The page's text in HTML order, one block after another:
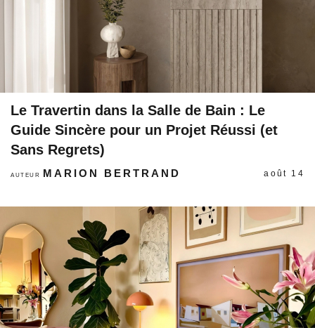
Le Travertin dans la Salle de Bain : Le
Guide Sincère pour un Projet Réussi (et
Sans Regrets)
AUTEUR MARION BERTRAND août 14